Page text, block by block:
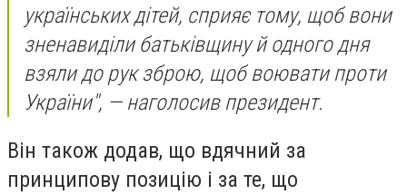
українських дітей, сприяє тому, щоб вони
зненавиділи батьківщину й одного дня
взяли до рук зброю, щоб воювати проти
України", — наголосив президент.
Він також додав, що вдячний за
принципову позицію і за те, що